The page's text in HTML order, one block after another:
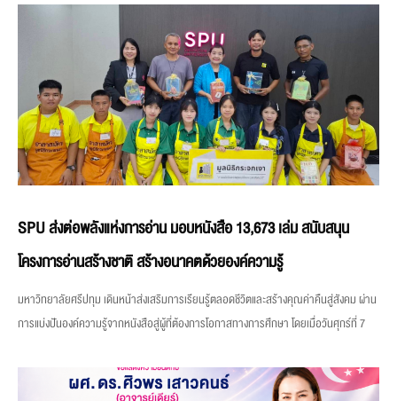
SPU ส่งต่อพลังแห่งการอ่าน มอบหนังสือ 13,673 เล่ม สนับสนุน
โครงการอ่านสร้างชาติ สร้างอนาคตด้วยองค์ความรู้
มหาวิทยาลัยศรีปทุม เดินหน้าส่งเสริมการเรียนรู้ตลอดชีวิตและสร้างคุณค่าคืนสู่สังคม ผ่าน
การแบ่งปันองค์ความรู้จากหนังสือสู่ผู้ที่ต้องการโอกาสทางการศึกษา โดยเมื่อวันศุกร์ที่ 7